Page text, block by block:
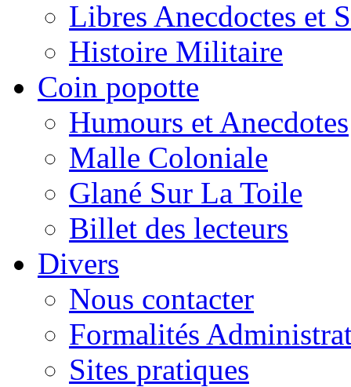
Libres Anecdoctes et
Histoire Militaire
Coin popotte
Humours et Anecdotes
Malle Coloniale
Glané Sur La Toile
Billet des lecteurs
Divers
Nous contacter
Formalités
Sites pratiques